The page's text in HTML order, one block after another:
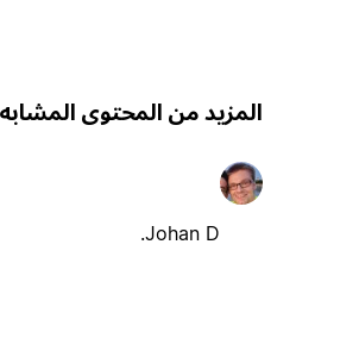
المزيد من المحتوى المشابه
Johan D.